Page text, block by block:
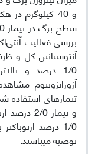
و 40 کیلوگرم
بررسی فعالیت
آنتوسیانین کل و
آزورایزوبیوم
تیمار‌های استفاده
و تیمار
1/0 درصد
توصیه می­باشند.